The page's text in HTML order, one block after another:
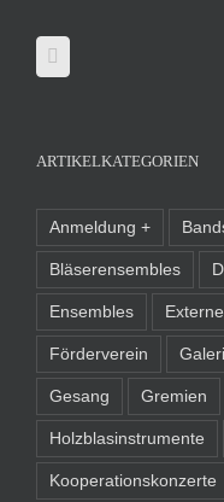
ARTIKELKATEGORIEN
Anmeldung +
Bläserensembles
Ensembles
Förderverein
Gesang Gremien
Holzblasinstrumente
Kooperationskonzerte